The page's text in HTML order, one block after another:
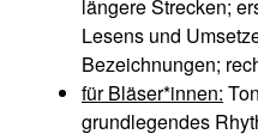
längere Strecken;
Lesens und
Bezeichnungen;
für Bläser*innen:
grundlegendes